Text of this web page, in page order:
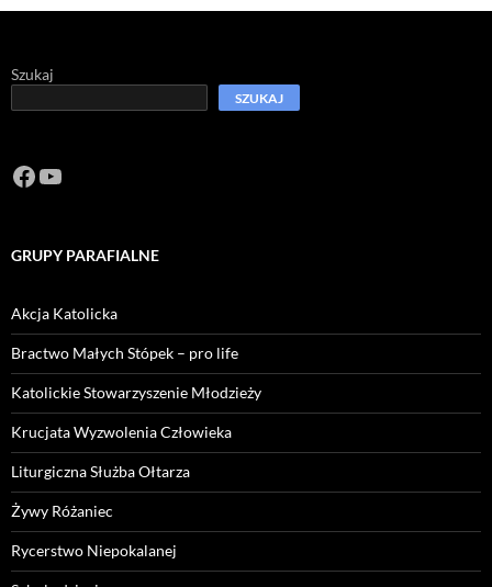
Szukaj
SZUKAJ
Facebook
https://www.youtube.com/channel/
GRUPY PARAFIALNE
Akcja Katolicka
Bractwo Małych Stópek – pro life
Katolickie Stowarzyszenie Młodzieży
Krucjata Wyzwolenia Człowieka
Liturgiczna Służba Ołtarza
Żywy Różaniec
Rycerstwo Niepokalanej